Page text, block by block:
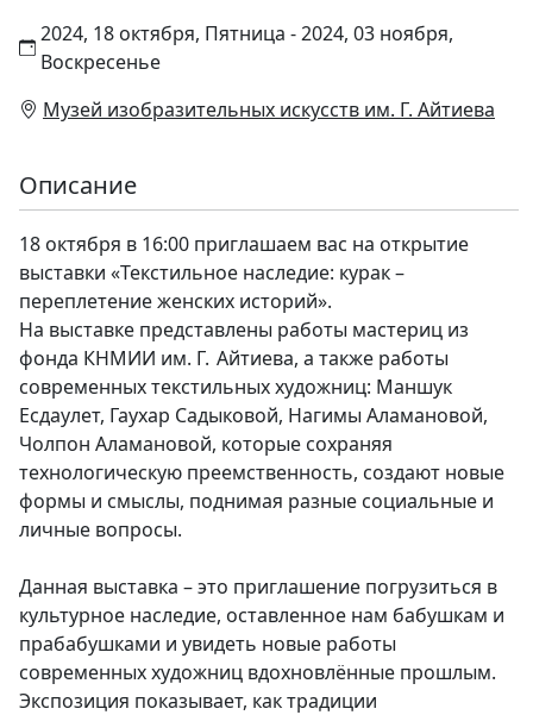
2024, 18 октября, Пятница - 2024, 03 ноября,
Воскресенье
Музей изобразительных искусств им. Г. Айтиева
Описание
18 октября в 16:00 приглашаем вас на открытие
выставки «Текстильное наследие: курак –
переплетение женских историй».
На выставке представлены работы мастериц из
фонда КНМИИ им. Г. Айтиева, а также работы
современных текстильных художниц: Маншук
Есдаулет, Гаухар Садыковой, Нагимы Аламановой,
Чолпон Аламановой, которые сохраняя
технологическую преемственность, создают новые
формы и смыслы, поднимая разные социальные и
личные вопросы.
Данная выставка – это приглашение погрузиться в
культурное наследие, оставленное нам бабушкам и
прабабушками и увидеть новые работы
современных художниц вдохновлённые прошлым.
Экспозиция показывает, как традиции